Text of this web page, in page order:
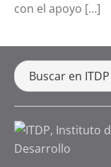
con el apoyo […]